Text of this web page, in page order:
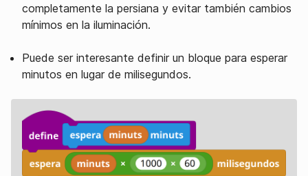
completamente la persiana y evitar también cambios
mínimos en la iluminación.
Puede ser interesante definir un bloque para esperar
minutos en lugar de milisegundos.